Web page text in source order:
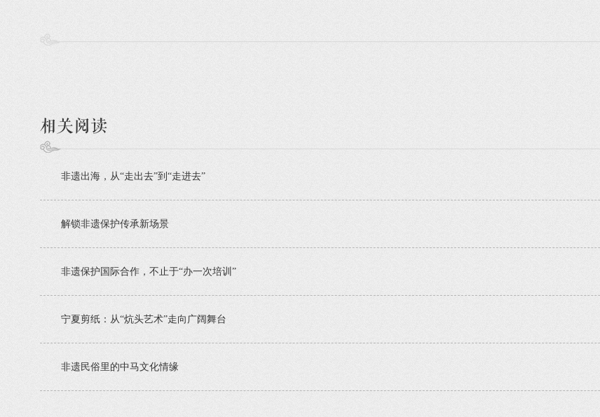
相关阅读
非遗出海，从“走出去”到“走进去”
解锁非遗保护传承新场景
非遗保护国际合作，不止于“办一次培训”
宁夏剪纸：从“炕头艺术”走向广阔舞台
非遗民俗里的中马文化情缘